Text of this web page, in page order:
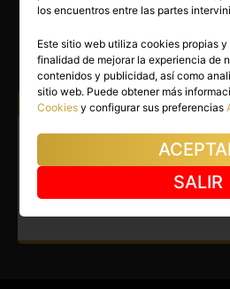
Sevilla capital
Atiendo a:
Escort en
Acompañante de
elegancia en
los encuentros entre las partes
Este sitio web utiliza cookies propias
finalidad de mejorar la experiencia de
contenidos y publicidad, así como
sitio web. Puede obtener más
Cookies y configurar sus preferencias
SALIR